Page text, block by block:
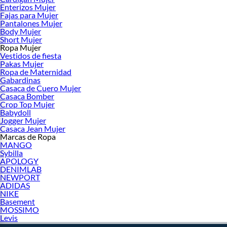
estilo con prendas de excelente confección, en falabella.com ponemos a tu
disposición la colección más completa del mercado. En nuestro catálogo online
encontrarás una inmensa variedad de marcas nacionales e internacionales,
diferentes categorías de diseño de patrón que se adaptan a todas las siluetas,
estilos que van desde lo clásico hasta lo urbano y una escala de precios muy
competitiva. Comprar en nuestra plataforma te garantiza un proceso de
adquisición seguro, rápido y con la comodidad de explorar miles de opciones
desde tu dispositivo para construir tu identidad con total libertad.
¿Qué es ropa de mujer?
Laropa de mujeres una categoría textil global que comprende el diseño,
confección y comercialización de prendas de vestir adaptadas específicamente a
la ergonomía, fisonomía, preferencias estéticas y necesidades de estilo de vida de
las mujeres. A diferencia de otras divisiones del vestuario, la moda femenina se
caracteriza por una inmensa riqueza de siluetas, cortes, texturas y estructuras
que evolucionan de forma constante para responder tanto a las demandas
climáticas como a las corrientes culturales de cada época.
Esta categoría sirve para vestir, proteger y estilizar el cuerpo femenino en todas
sus facetas, abarcando desde prendas íntimas de alta suavidad hasta abrigos
pesados de invierno, pasando por indumentaria deportiva de alto rendimiento y
lencería fina. Sus características generales varían ampliamente según la prenda,
pero priorizan la adaptabilidad de las fibras elásticas, la caída fluida de las telas y
Enterizos Mujer
Fajas para Mujer
Pantalones Mujer
Body Mujer
Short Mujer
Ropa Mujer
Vestidos de fiesta
Pakas Mujer
Ropa de Maternidad
Gabardinas
Casaca de Cuero Mujer
Casaca Bomber
Crop Top Mujer
Babydoll
Jogger Mujer
Casaca Jean Mujer
Marcas de Ropa
MANGO
Sybilla
APOLOGY
DENIMLAB
NEWPORT
ADIDAS
NIKE
Basement
MOSSIMO
Levis